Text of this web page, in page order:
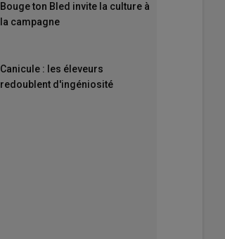
Bouge ton Bled invite la culture à
la campagne
Canicule : les éleveurs
redoublent d'ingéniosité